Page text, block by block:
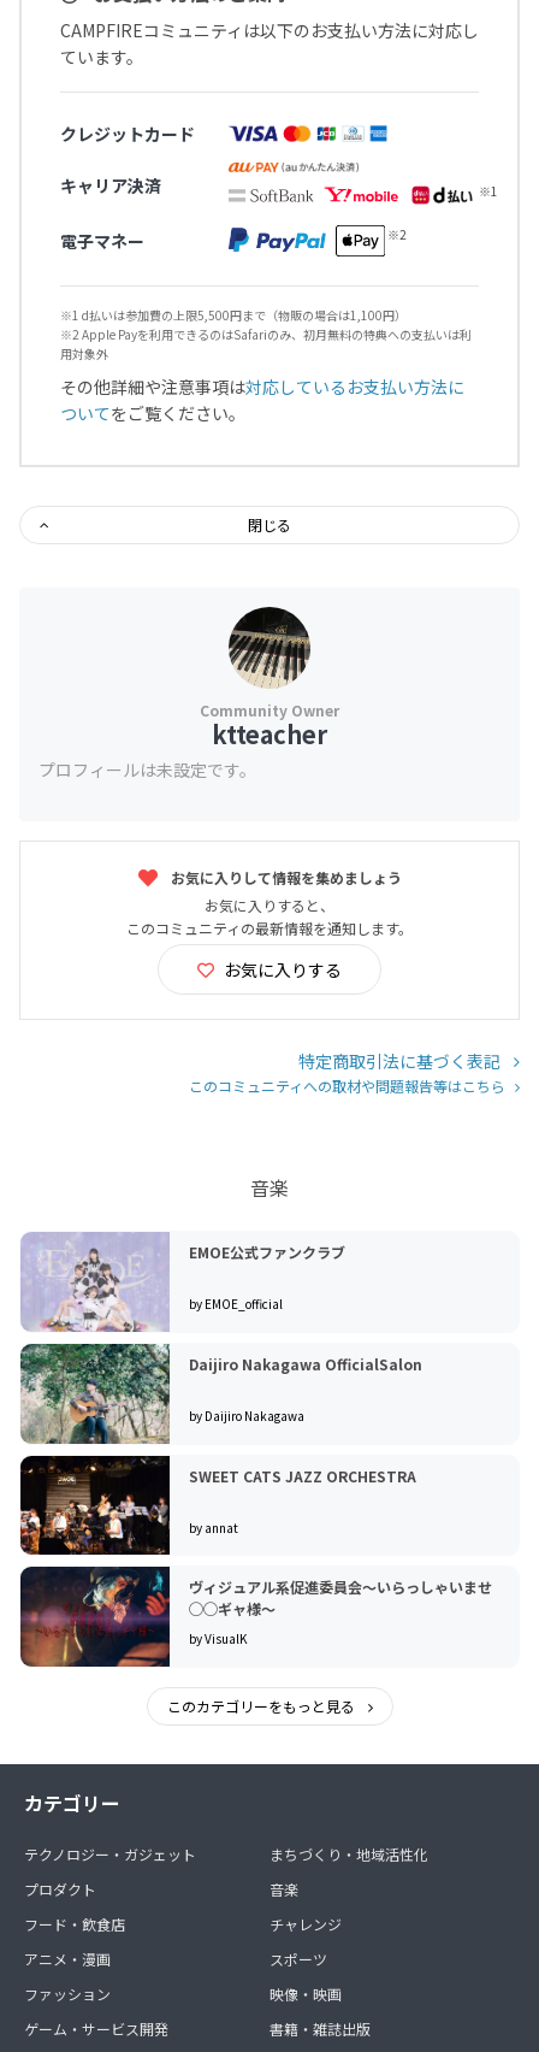
CAMPFIREコミュニティは以下のお支払い方法に対応し
ています。
クレジットカード
キャリア決済
電子マネー
※1 d払いは参加費の上限5,500円まで（物販の場合は1,100円）
※2 Apple Payを利用できるのはSafariのみ、初月無料の特典への支払いは利
用対象外
その他詳細や注意事項は対応しているお支払い方法に
ついてをご覧ください。
閉じる
ktteacher
プロフィールは未設定です。
お気に入りして情報を集めましょう
お気に入りすると、
このコミュニティの最新情報を通知します。
お気に入りする
特定商取引法に基づく表記
このコミュニティへの取材や問題報告等はこちら
音楽
EMOE公式ファンクラブ
by EMOE_official
Daijiro Nakagawa OfficialSalon
by Daijiro Nakagawa
SWEET CATS JAZZ ORCHESTRA
by annat
ヴィジュアル系促進委員会～いらっしゃいませ
◯◯ギャ様～
by VisualK
このカテゴリーをもっと見る
カテゴリー
テクノロジー・ガジェット
プロダクト
フード・飲食店
アニメ・漫画
ファッション
ゲーム・サービス開発
まちづくり・地域活性化
音楽
チャレンジ
スポーツ
映像・映画
書籍・雑誌出版